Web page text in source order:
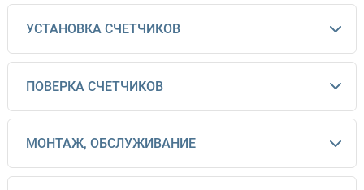
УСТАНОВКА СЧЕТЧИКОВ
ПОВЕРКА СЧЕТЧИКОВ
МОНТАЖ, ОБСЛУЖИВАНИЕ